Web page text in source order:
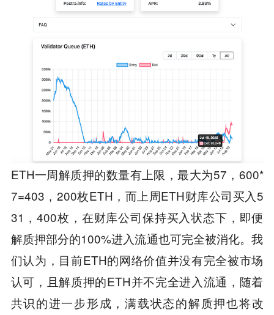
ETH一周解质押的数量有上限，最大为57，600*
7=403，200枚ETH，而上周ETH财库公司买入5
31，400枚，在财库公司保持买入状态下，即便
解质押部分的100%进入流通也可完全被消化。我
们认为，目前ETH的网络价值并没有完全被市场
认可，且解质押的ETH并不完全进入流通，随着
共识的进一步形成，满载状态的解质押也将改